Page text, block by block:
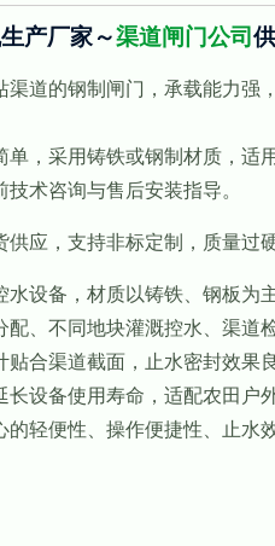
产厂家～渠道闸门公司
的钢制闸门，承载能力强
采用铸铁或钢制材质，适
术咨询与售后安装指导。
，支持非标定制，质量过
备，材质以铸铁、钢板为
、不同地块灌溉控水、渠
合渠道截面，止水密封效
设备使用寿命，适配农田
轻便性、操作便捷性、止